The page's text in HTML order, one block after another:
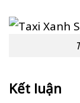
Kết luận